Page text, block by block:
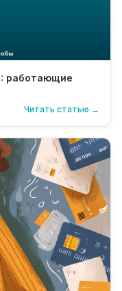
работающие
Читать статью →